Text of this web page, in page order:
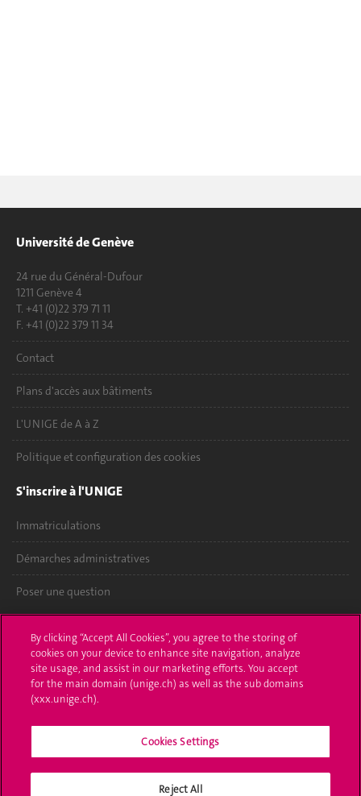
Université de Genève
24 rue du Général-Dufour
1211 Genève 4
T. +41 (0)22 379 71 11
F. +41 (0)22 379 11 34
Contact
Plans d'accès aux bâtiments
L'UNIGE de A à Z
Politique et configuration des cookies
S'inscrire à l'UNIGE
Immatriculations
Démarches administratives
Poser une question
UNIGE Mobile
Médias
Offres d'emploi
Bibliothèque
By clicking “Accept All Cookies”, you agree to the storing of
cookies on your device to enhance site navigation, analyze
site usage, and assist in our marketing efforts. You accept
for the main domain (unige.ch) as well as the sub domains
(xxx.unige.ch).
Cookies Settings
Reject All